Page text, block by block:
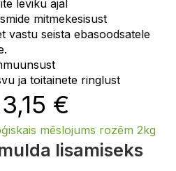
leviku ajal
mitmekesisust
vastu seista ebasoodsatele
ja toitainete ringlust
3,15 €
lisamiseks